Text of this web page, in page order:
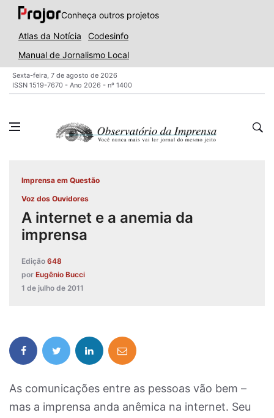
Conheça outros projetos
Atlas da Notícia
Codesinfo
Manual de Jornalismo Local
Sexta-feira, 7 de agosto de 2026
ISSN 1519-7670 - Ano 2026 - nº 1400
Imprensa em Questão
Voz dos Ouvidores
A internet e a anemia da
imprensa
Edição 648
por Eugênio Bucci
1 de julho de 2011
As comunicações entre as pessoas vão bem –
mas a imprensa anda anêmica na internet. Seu